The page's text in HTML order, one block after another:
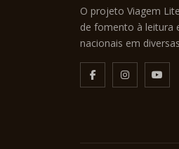
O projeto Viagem
de fomento à leitura
nacionais em